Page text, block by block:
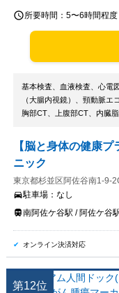
所要時間： 5〜6時間程度
基本検査、血液検査、心電
（大腸内視鏡）、頸動脈エ
胸部CT、上腹部CT、内臓
【脳と身体の健康
ニック
東京都杉並区阿佐谷南1-9-
駐車場： なし
南阿佐ケ谷駅 / 阿佐ケ谷
オンライン決済対応
第12位